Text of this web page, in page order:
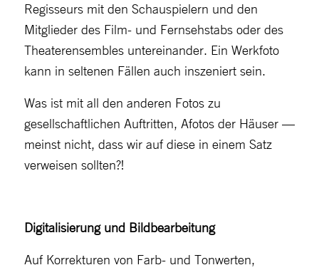
Regisseurs mit den Schauspielern und den
Mitglieder des Film- und Fernsehstabs oder des
Theaterensembles untereinander. Ein Werkfoto
kann in seltenen Fällen auch inszeniert sein.
Was ist mit all den anderen Fotos zu
gesellschaftlichen Auftritten, Afotos der Häuser —
meinst nicht, dass wir auf diese in einem Satz
verweisen sollten?!
Digitalisierung und Bildbearbeitung
Auf Korrekturen von Farb- und Tonwerten,